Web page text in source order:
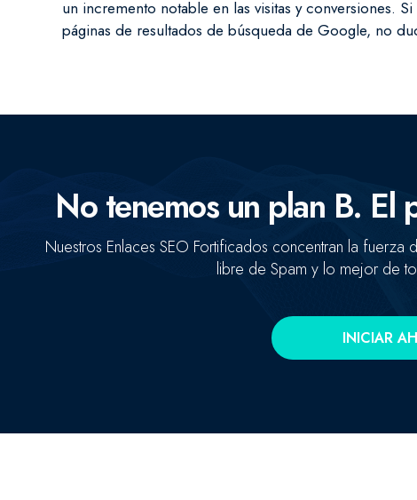
un incremento notable en las visitas y conversiones.
páginas de resultados de búsqueda de Google, no
No tenemos un plan B. El
Nuestros Enlaces SEO Fortificados concentran la
libre de Spam y lo mejor de
INICIAR